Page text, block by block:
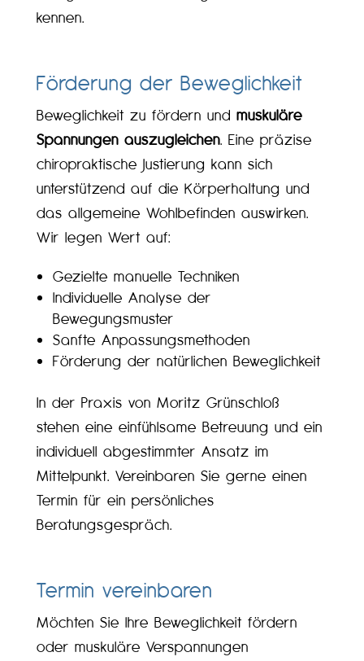
kennen.
Förderung der Beweglichkeit
Beweglichkeit zu fördern und muskuläre
Spannungen auszugleichen. Eine präzise
chiropraktische Justierung kann sich
unterstützend auf die Körperhaltung und
das allgemeine Wohlbefinden auswirken.
Wir legen Wert auf:
Gezielte manuelle Techniken
Individuelle Analyse der
Bewegungsmuster
Sanfte Anpassungsmethoden
Förderung der natürlichen Beweglichkeit
In der Praxis von Moritz Grünschloß
stehen eine einfühlsame Betreuung und ein
individuell abgestimmter Ansatz im
Mittelpunkt. Vereinbaren Sie gerne einen
Termin für ein persönliches
Beratungsgespräch.
Termin vereinbaren
Möchten Sie Ihre Beweglichkeit fördern
oder muskuläre Verspannungen